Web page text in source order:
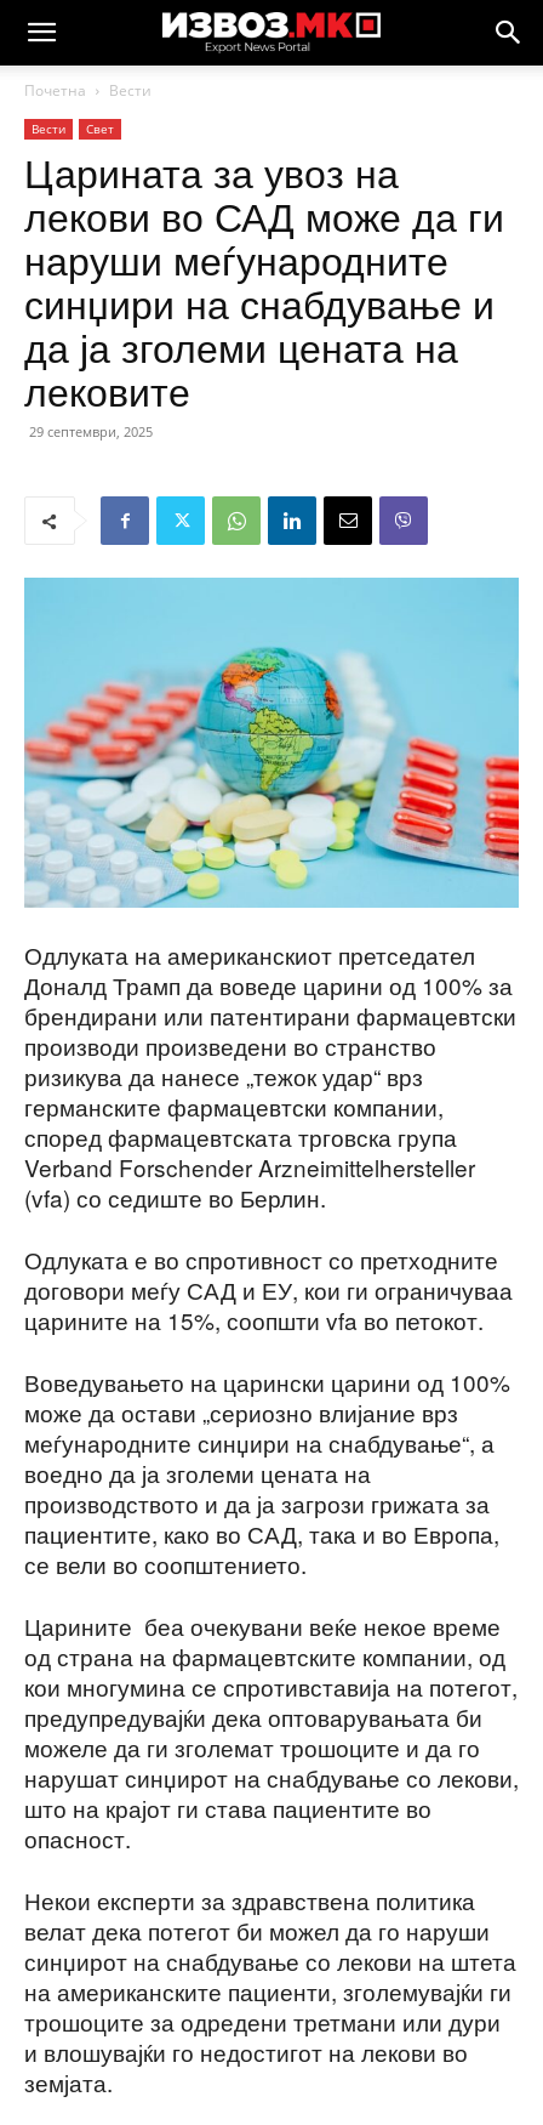
Почетна Вести
Вести Свет
Царината за увоз на
лекови во САД може да ги
наруши меѓународните
синџири на снабдување и
да ја зголеми цената на
лековите
29 септември, 2025
Одлуката на американскиот претседател
Доналд Трамп да воведе царини од 100% за
брендирани или патентирани фармацевтски
производи произведени во странство
ризикува да нанесе „тежок удар“ врз
германските фармацевтски компании,
според фармацевтската трговска група
Verband Forschender Arzneimittelhersteller
(vfa) со седиште во Берлин.
Одлуката е во спротивност со претходните
договори меѓу САД и ЕУ, кои ги ограничуваа
царините на 15%, соопшти vfa во петокот.
Воведувањето на царински царини од 100%
може да остави „сериозно влијание врз
меѓународните синџири на снабдување“, а
воедно да ја зголеми цената на
производството и да ја загрози грижата за
пациентите, како во САД, така и во Европа,
се вели во соопштението.
Царините беа очекувани веќе некое време
од страна на фармацевтските компании, од
кои многумина се спротивставија на потегот,
предупредувајќи дека оптоварувањата би
можеле да ги зголемат трошоците и да го
нарушат синџирот на снабдување со лекови,
што на крајот ги става пациентите во
опасност.
Некои експерти за здравствена политика
велат дека потегот би можел да го наруши
синџирот на снабдување со лекови на штета
на американските пациенти, зголемувајќи ги
трошоците за одредени третмани или дури
и влошувајќи го недостигот на лекови во
земјата.